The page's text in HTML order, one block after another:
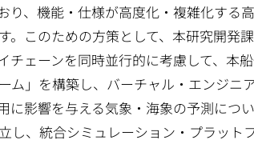
り、機能・仕様が高度化・複雑化する
このための方策として、本研究開発
チェーンを同時並行的に考慮して、本
ム」を構築し、バーチャル・エンジニ
影響を与える気象・海象の予測につ
し、統合シミュレーション・プラット